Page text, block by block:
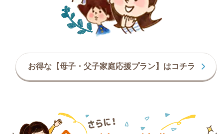
お得な【母子・父子家庭応援プラン】はコチラ